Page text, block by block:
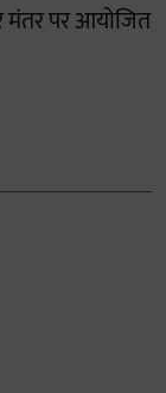
मंतर पर आयोजित